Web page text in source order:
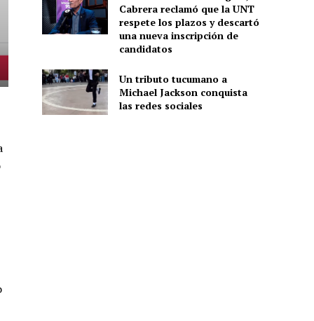
Cabrera reclamó que la UNT
respete los plazos y descartó
una nueva inscripción de
candidatos
Un tributo tucumano a
Michael Jackson conquista
las redes sociales